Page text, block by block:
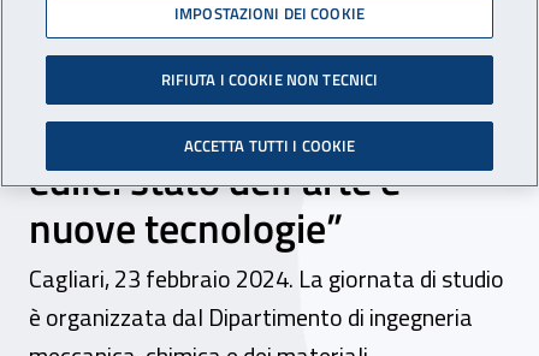
Convegno - “La valutazione
del rischio biomeccanico
nell’operatore del settore
edile: stato dell’arte e
nuove tecnologie”
Cagliari, 23 febbraio 2024. La giornata di studio
è organizzata dal Dipartimento di ingegneria
IMPOSTAZIONI DEI COOKIE
RIFIUTA I COOKIE NON TECNICI
ACCETTA TUTTI I COOKIE